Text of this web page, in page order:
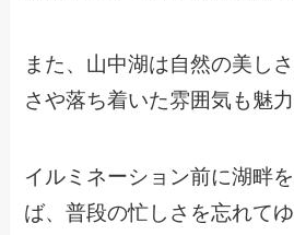
また、山中湖は自然の美し
さや落ち着いた雰囲気も魅力
イルミネーション前に湖畔
ば、普段の忙しさを忘れて